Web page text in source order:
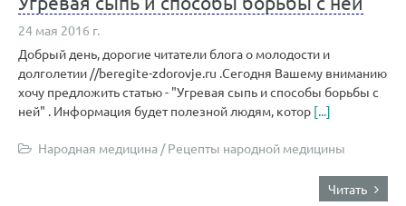
24 мая 2016 г.
Добрый день, дорогие читатели блога о молодости и
долголетии //beregite-zdorovje.ru .Сегодня Вашему вниманию
хочу предложить статью - "Угревая сыпь и способы борьбы с
ней" . Информация будет полезной людям, котор [...]
Народная медицина /Рецепты народной медицины
Читать